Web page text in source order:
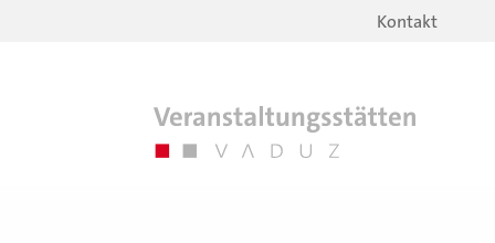
Kontakt